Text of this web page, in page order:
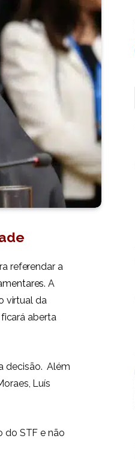
referendar a
. A
virtual da
aberta
decisão. Além
Luís
do STF e não